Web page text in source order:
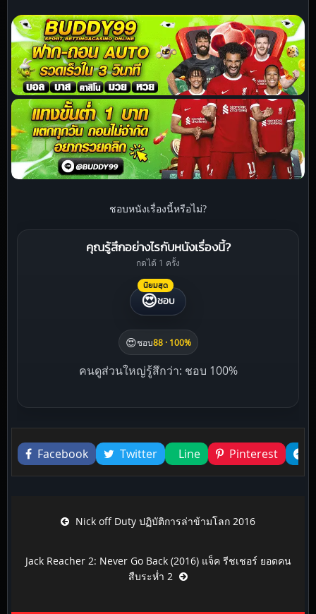
ชอบหนังเรื่องนี้หรือไม่?
คุณรู้สึกอย่างไรกับหนังเรื่องนี้?
กดได้ 1 ครั้ง
นิยมสุด
😍ชอบ
😍ชอบ88 · 100%
คนดูส่วนใหญ่รู้สึกว่า: ชอบ 100%
Liked this
Facebook
Twitter Line Pinterest
Post navigationNick off Duty ปฏิบัติการล่าข้ามโลก 2016
Jack Reacher 2: Never Go Back (2016) แจ็ค รีชเชอร์ ยอดคน
สืบระห่ำ 2